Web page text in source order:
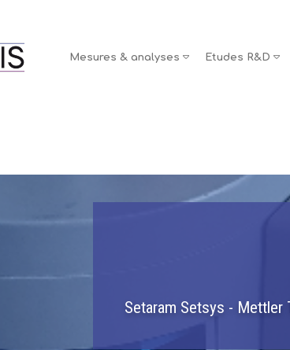
Mesures & analyses Etudes R&D
Setaram Setsys - Mettler